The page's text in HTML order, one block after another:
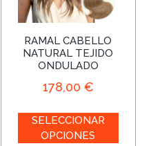
RAMAL CABELLO
NATURAL TEJIDO
ONDULADO
178,00 €
SELECCIONAR
OPCIONES